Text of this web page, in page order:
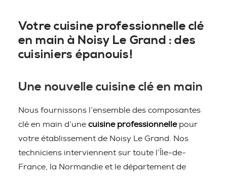
Votre cuisine professionnelle clé
en main à Noisy Le Grand : des
cuisiniers épanouis!
Une nouvelle cuisine clé en main
Nous fournissons l’ensemble des composantes
clé en main d’une cuisine professionnellepour
votre établissement de Noisy Le Grand. Nos
techniciens interviennent sur toute l’Île-de-
France, la Normandie et le département de